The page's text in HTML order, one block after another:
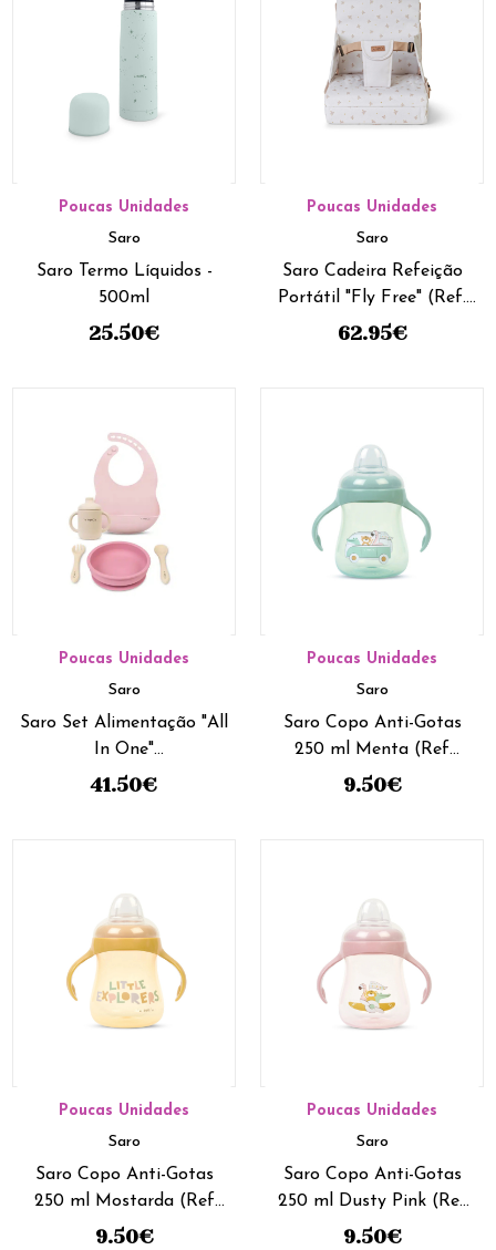
Poucas Unidades
Saro
Saro Termo Líquidos -
500ml
25.50€
Poucas Unidades
Saro
Saro Cadeira Refeição
Portátil "Fly Free" (Ref.
13792)
62.95€
Poucas Unidades
Saro
Saro Set Alimentação "All
In One"
Blossom+Sand+Pink
41.50€
Poucas Unidades
Saro
Saro Copo Anti-Gotas
250 ml Menta (Ref
51404)
9.50€
Poucas Unidades
Saro
Saro Copo Anti-Gotas
250 ml Mostarda (Ref
51405)
9.50€
Poucas Unidades
Saro
Saro Copo Anti-Gotas
250 ml Dusty Pink (Ref
51406)
9.50€